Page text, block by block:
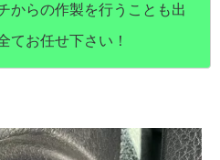
からの作製を行うことも出
てお任せ下さい！